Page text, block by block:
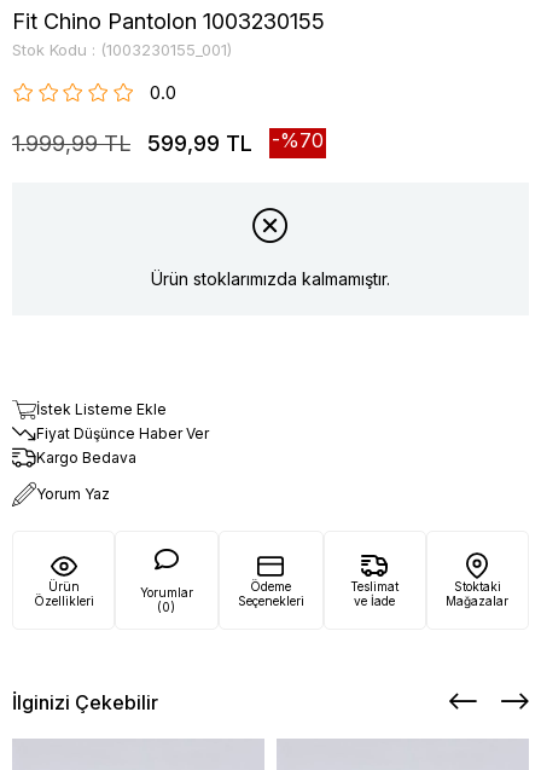
Fit Chino Pantolon 1003230155
Stok Kodu (1003230155_001)
0.0
1.999,99 TL 599,99 TL 70
Ürün stoklarımızda kalmamıştır.
İstek Listeme Ekle
Fiyat Düşünce Haber Ver
Kargo Bedava
Yorum Yaz
Ürün
Özellikleri
Yorumlar
(0)
Ödeme
Seçenekleri
Teslimat
ve İade
Stoktaki
Mağazalar
İlginizi Çekebilir